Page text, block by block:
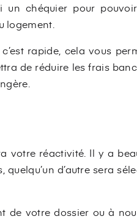
un chéquier pour
logement.
rapide, cela vous
de réduire les frais
votre réactivité. Il y a
d’autre sera
de votre dossier ou à